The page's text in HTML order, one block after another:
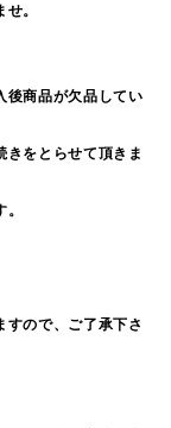
。
後商品が欠品してい
きをとらせて頂きま
すので、ご了承下さ